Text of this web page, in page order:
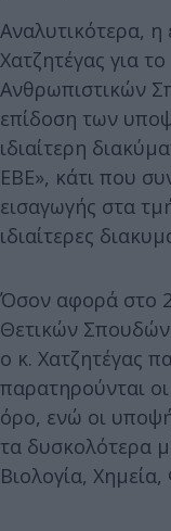
Αναλυτικότερα, η
Χατζητέγας για
Ανθρωπιστικών
επίδοση των
ιδιαίτερη
ΕΒΕ», κάτι που
εισαγωγής στα
ιδιαίτερες
Όσον αφορά στο
Θετικών Σπουδών
ο κ. Χατζητέγας
παρατηρούνται
όρο, ενώ οι
τα δυσκολότερα
Βιολογία, Χημεία,